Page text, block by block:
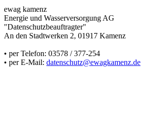
ewag kamenz
Energie und Wasserversorgung AG
"Datenschutzbeauftragter"
An den Stadtwerken 2, 01917 Kamenz
• per Telefon: 03578 / 377-254
• per E-Mail: datenschutz@ewagkamenz.de